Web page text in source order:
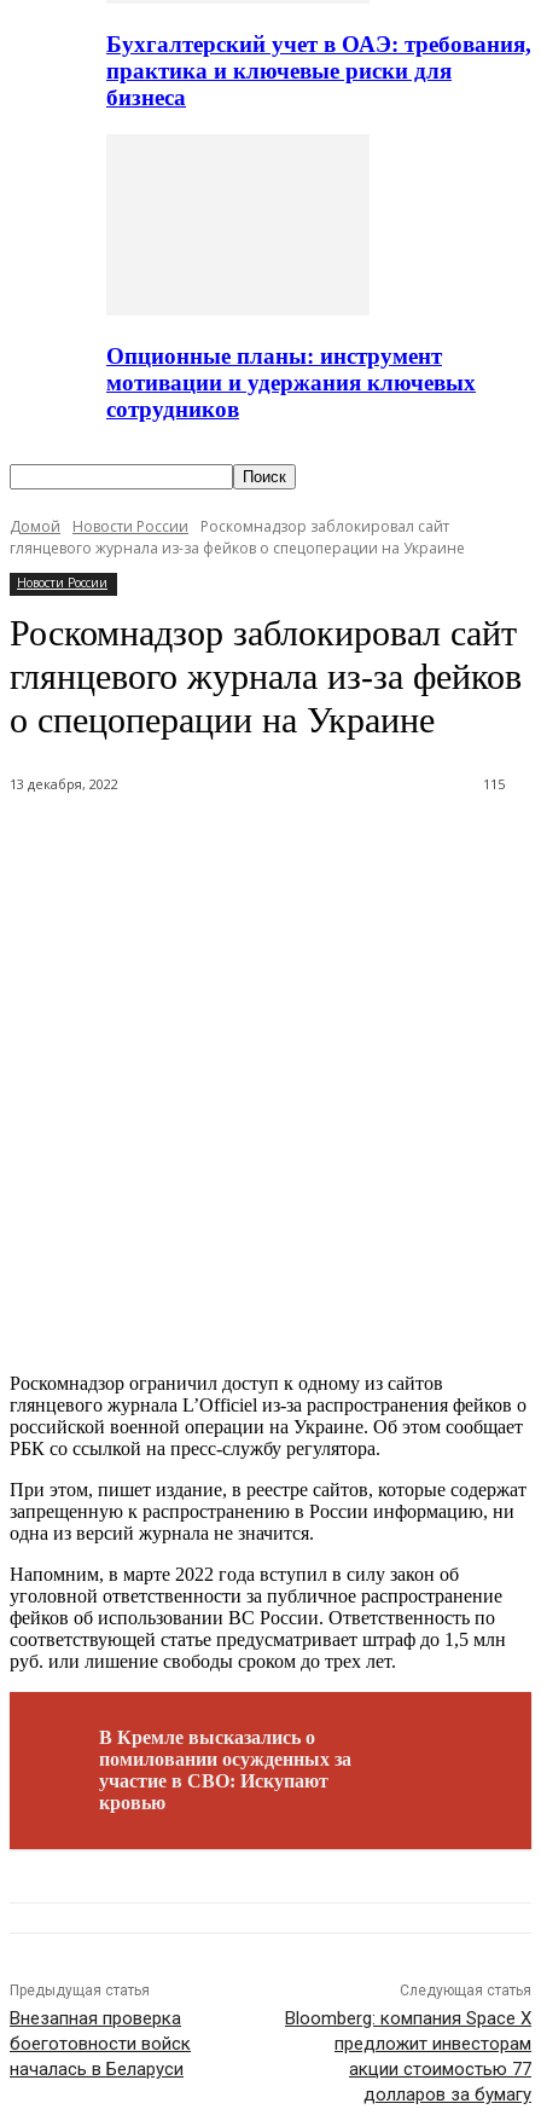
Бухгалтерский учет в ОАЭ: требования,
практика и ключевые риски для
бизнеса
Опционные планы: инструмент
мотивации и удержания ключевых
сотрудников
Домой Новости России
Роскомнадзор заблокировал сайт
глянцевого журнала из-за фейков о спецоперации на Украине
Новости России
Роскомнадзор заблокировал сайт
глянцевого журнала из-за фейков
о спецоперации на Украине
13 декабря, 2022 115
Роскомнадзор ограничил доступ к одному из сайтов
глянцевого журнала L’Officiel из-за распространения фейков о
российской военной операции на Украине. Об этом сообщает
РБК со ссылкой на пресс-службу регулятора.
При этом, пишет издание, в реестре сайтов, которые содержат
запрещенную к распространению в России информацию, ни
одна из версий журнала не значится.
Напомним, в марте 2022 года вступил в силу закон об
уголовной ответственности за публичное распространение
фейков об использовании ВС России. Ответственность по
соответствующей статье предусматривает штраф до 1,5 млн
руб. или лишение свободы сроком до трех лет.
В Кремле высказались о
помиловании осужденных за
участие в СВО: Искупают
кровью
Предыдущая статья
Внезапная проверка
боеготовности войск
началась в Беларуси
Следующая статья
Bloomberg: компания Space X
предложит инвесторам
акции стоимостью 77
долларов за бумагу